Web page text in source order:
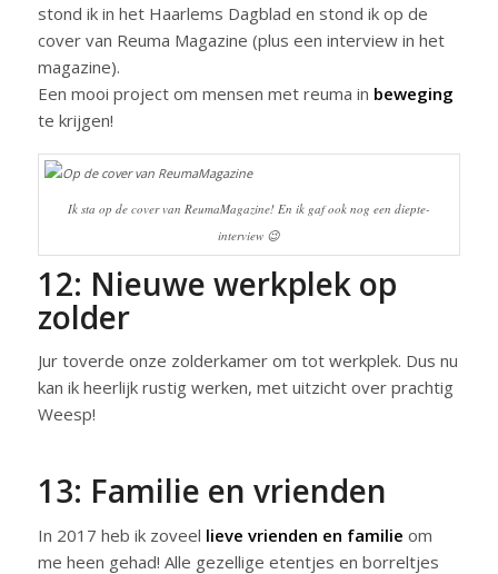
stond ik in het Haarlems Dagblad en stond ik op de
cover van Reuma Magazine (plus een interview in het
magazine).
Een mooi project om mensen met reuma in beweging
te krijgen!
Ik sta op de cover van ReumaMagazine! En ik gaf ook nog een diepte-
interview 😉
12: Nieuwe werkplek op
zolder
Jur toverde onze zolderkamer om tot werkplek. Dus nu
kan ik heerlijk rustig werken, met uitzicht over prachtig
Weesp!
13: Familie en vrienden
In 2017 heb ik zoveel lieve vrienden en familie om
me heen gehad! Alle gezellige etentjes en borreltjes